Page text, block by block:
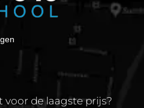
de laagste prijs?